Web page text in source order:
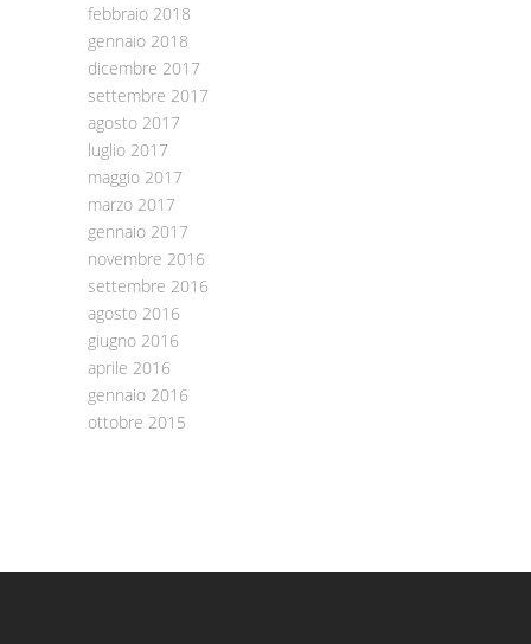
febbraio 2018
gennaio 2018
dicembre 2017
settembre 2017
agosto 2017
luglio 2017
maggio 2017
marzo 2017
gennaio 2017
novembre 2016
settembre 2016
agosto 2016
giugno 2016
aprile 2016
gennaio 2016
ottobre 2015